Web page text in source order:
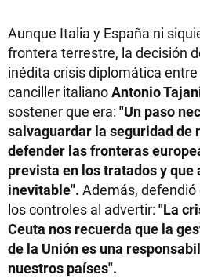
Aunque Italia y España ni
frontera terrestre, la decisión
inédita crisis diplomática
canciller italianoAntonio
sostener que era: "Un paso
salvaguardar la seguridad de
defender las fronteras
prevista en los tratados y que
inevitable". Además,
los controles al advertir: "La
Ceuta nos recuerda que la
de la Unión es una
nuestros países".